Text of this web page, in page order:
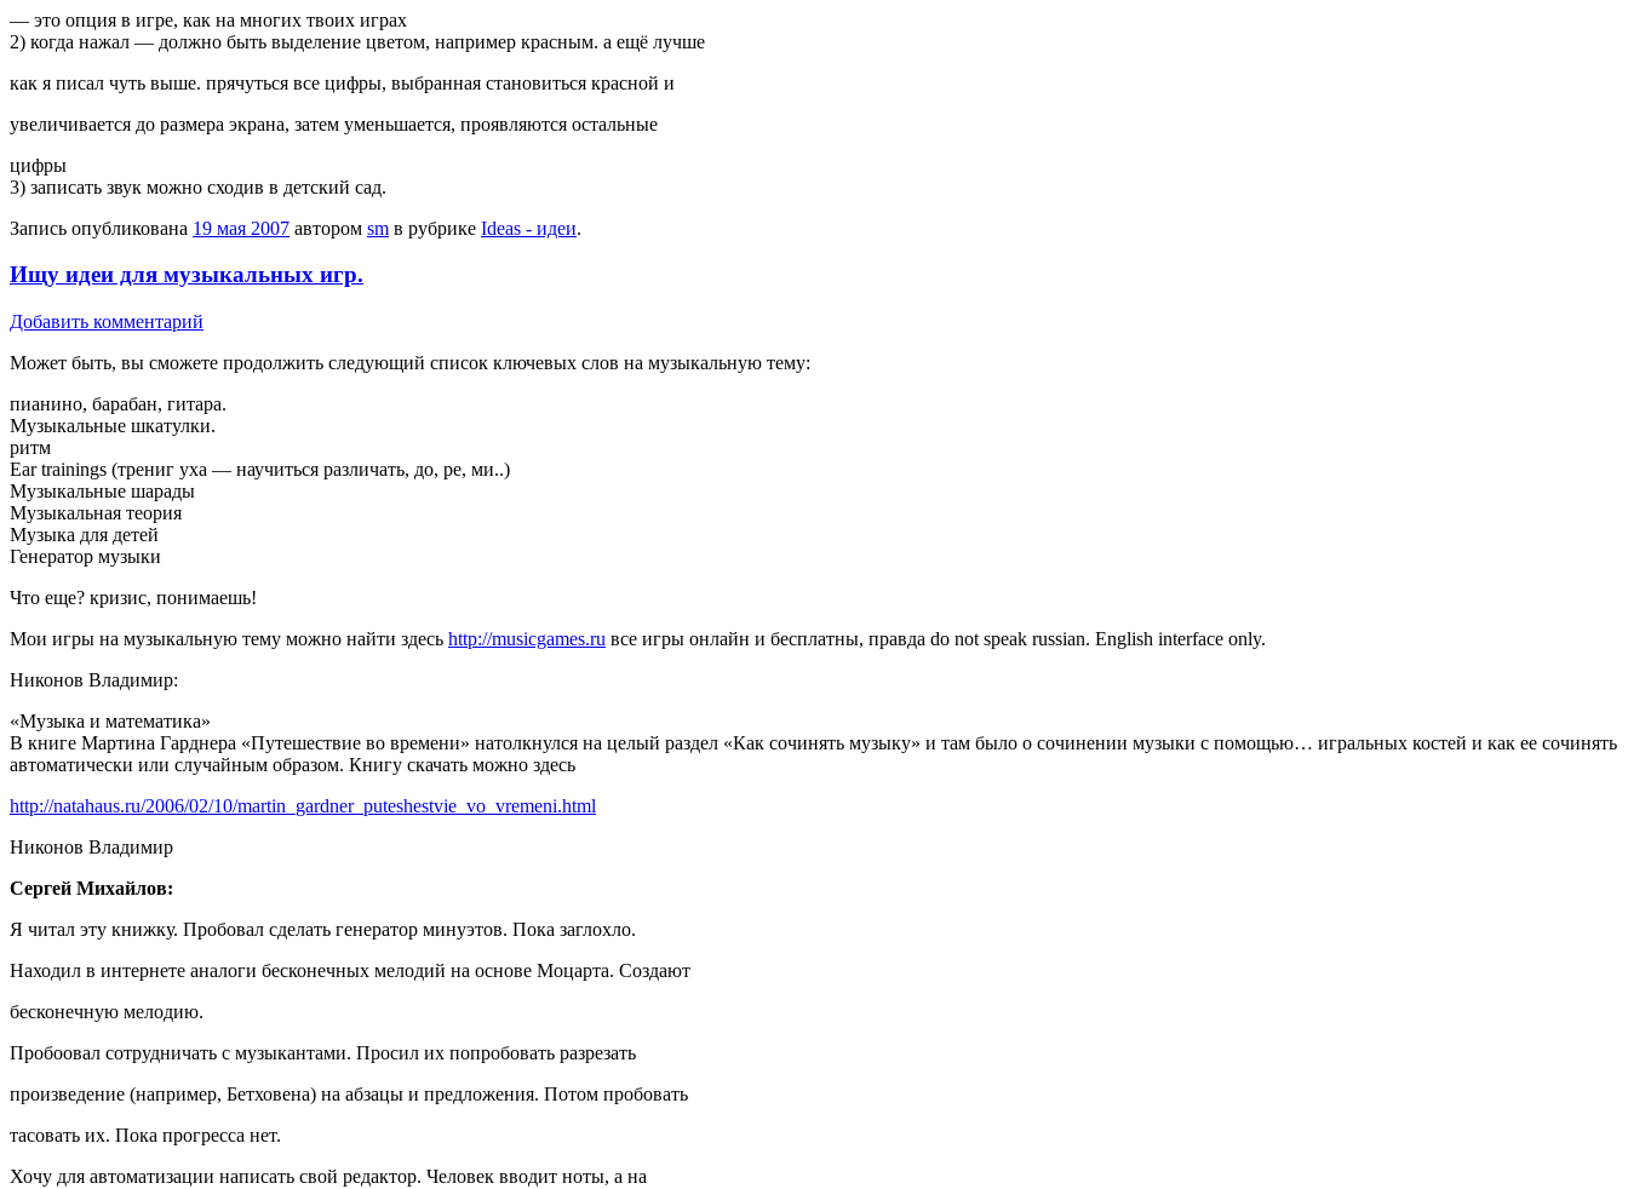
— это опция в игре, как на многих твоих играх
2) когда нажал — должно быть выделение цветом, например красным. а ещё лучше
как я писал чуть выше. прячуться все цифры, выбранная становиться красной и
увеличивается до размера экрана, затем уменьшается, проявляются остальные
цифры
3) записать звук можно сходив в детский сад.
Запись опубликована 19 мая 2007 автором sm в рубрике Ideas - идеи.
Ищу идеи для музыкальных игр.
Добавить комментарий
Может быть, вы сможете продолжить следующий список ключевых слов на музыкальную тему:
пианино, барабан, гитара.
Музыкальные шкатулки.
ритм
Ear trainings (трениг уха — научиться различать, до, ре, ми..)
Музыкальные шарады
Музыкальная теория
Музыка для детей
Генератор музыки
Что еще? кризис, понимаешь!
Мои игры на музыкальную тему можно найти здесь http://musicgames.ru все игры онлайн и бесплатны, правда do not speak russian. English interface only.
Никонов Владимир:
«Музыка и математика»
В книге Мартина Гарднера «Путешествие во времени» натолкнулся на целый раздел «Как сочинять музыку» и там было о сочинении музыки с помощью… игральных костей и как ее сочинять
автоматически или случайным образом. Книгу скачать можно здесь
http://natahaus.ru/2006/02/10/martin_gardner_puteshestvie_vo_vremeni.html
Никонов Владимир
Сергей Михайлов:
Я читал эту книжку. Пробовал сделать генератор минуэтов. Пока заглохло.
Находил в интернете аналоги бесконечных мелодий на основе Моцарта. Создают
бесконечную мелодию.
Пробоовал сотрудничать с музыкантами. Просил их попробовать разрезать
произведение (например, Бетховена) на абзацы и предложения. Потом пробовать
тасовать их. Пока прогресса нет.
Хочу для автоматизации написать свой редактор. Человек вводит ноты, а на